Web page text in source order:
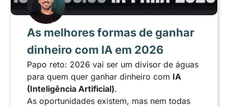
As melhores formas de ganhar
dinheiro com IA em 2026
Papo reto: 2026 vai ser um divisor de águas
para quem quer ganhar dinheiro com IA
(Inteligência Artificial).
As oportunidades existem, mas nem todas